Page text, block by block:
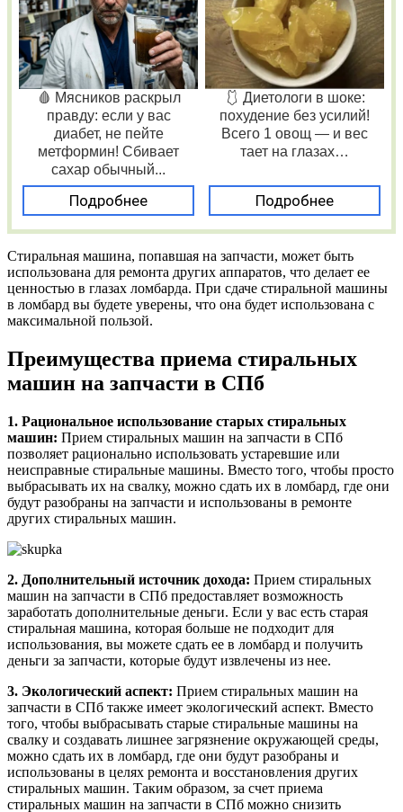
🩸 Мясников раскрыл
правду: если у вас
диабет, не пейте
метформин! Сбивает
сахар обычный...
Подробнее
🩱 Диетологи в шоке:
похудение без усилий!
Всего 1 овощ — и вес
тает на глазах…
Подробнее
Стиральная машина, попавшая на запчасти, может быть
использована для ремонта других аппаратов, что делает ее
ценностью в глазах ломбарда. При сдаче стиральной машины
в ломбард вы будете уверены, что она будет использована с
максимальной пользой.
Преимущества приема стиральных
машин на запчасти в СПб
1. Рациональное использование старых стиральных
машин: Прием стиральных машин на запчасти в СПб
позволяет рационально использовать устаревшие или
неисправные стиральные машины. Вместо того, чтобы просто
выбрасывать их на свалку, можно сдать их в ломбард, где они
будут разобраны на запчасти и использованы в ремонте
других стиральных машин.
2. Дополнительный источник дохода: Прием стиральных
машин на запчасти в СПб предоставляет возможность
заработать дополнительные деньги. Если у вас есть старая
стиральная машина, которая больше не подходит для
использования, вы можете сдать ее в ломбард и получить
деньги за запчасти, которые будут извлечены из нее.
3. Экологический аспект: Прием стиральных машин на
запчасти в СПб также имеет экологический аспект. Вместо
того, чтобы выбрасывать старые стиральные машины на
свалку и создавать лишнее загрязнение окружающей среды,
можно сдать их в ломбард, где они будут разобраны и
использованы в целях ремонта и восстановления других
стиральных машин. Таким образом, за счет приема
стиральных машин на запчасти в СПб можно снизить